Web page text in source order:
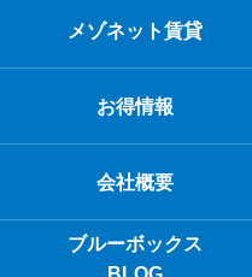
メゾネット賃貸
お得情報
会社概要
ブルーボックス